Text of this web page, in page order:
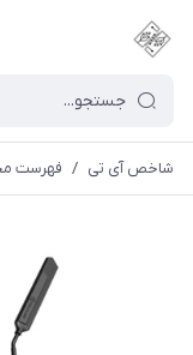
شاخص آی تی / فهرست